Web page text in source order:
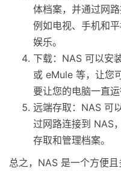
体档案，并通过网
例如电视、手机和
娱乐。
下载：NAS 可以安
或 eMule 等，让您
要让您的电脑一直运
远端存取：NAS 可
过网路连接到 NAS
存取和管理档案。
总之，NAS 是一个方便